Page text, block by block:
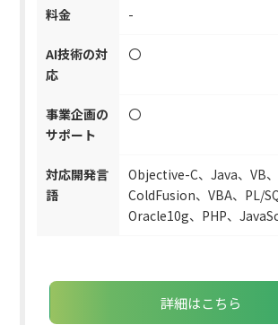
料金 -
AI技術の対
応
〇
事業企画の
サポート
〇
対応開発言
語
Objective-C、Java、VB、
ColdFusion、VBA、PL/
Oracle10g、PHP、
詳細はこちら